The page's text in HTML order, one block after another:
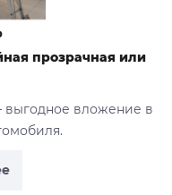
прозрачная или
вложение в